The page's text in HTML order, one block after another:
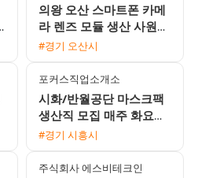
의왕 오산 스마트폰 카메
라 렌즈 모듈 생산 사원
모집 주야2교대 및 주간
#경기 오산시
포커스직업소개소
시화/반월공단 마스크팩
생산직 모집 매주 화요일
주급 지급 및 통근버스 운
#경기 시흥시
주식회사 에스비테크인